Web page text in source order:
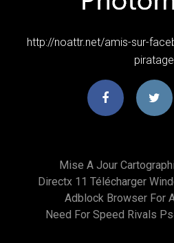
http://noattr.net/amis-sur-
piratage
Mise A Jour
Directx 11 Télécharger
Adblock Browser For
Need For Speed Rivals